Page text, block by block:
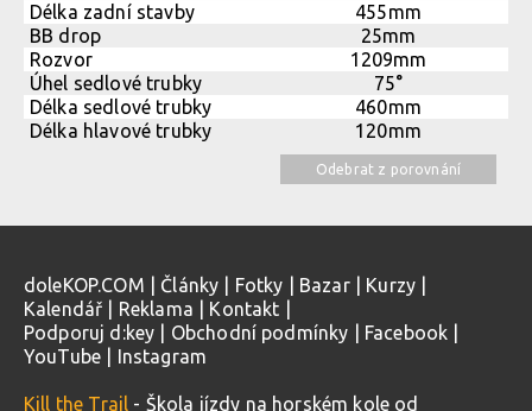
Délka zadní stavby
455mm
BB drop
25mm
Rozvor
1209mm
Úhel sedlové trubky
75°
Délka sedlové trubky
460mm
Délka hlavové trubky
120mm
Odebrat z porovnání
doleKOP.COM Články Fotky Bazar| Kurzy
Kalendář
Reklama Kontakt
Podporuj d:key
Obchodní podmínky Facebook
YouTube
Instagram
Kill the Trail - Škola jízdy na horském kole od